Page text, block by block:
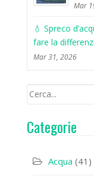
Mar
💧 Spreco
fare la
Mar 31, 2026
Categorie
Acqua (41)